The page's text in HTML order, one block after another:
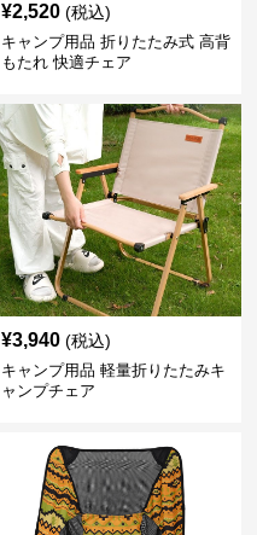
¥2,520 (税込)
キャンプ用品 折りたたみ式 高背
もたれ 快適チェア
¥3,940 (税込)
キャンプ用品 軽量折りたたみキ
ャンプチェア